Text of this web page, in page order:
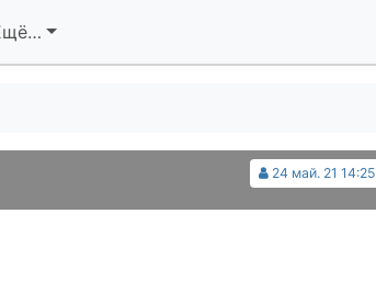
24 май. 21 14:25